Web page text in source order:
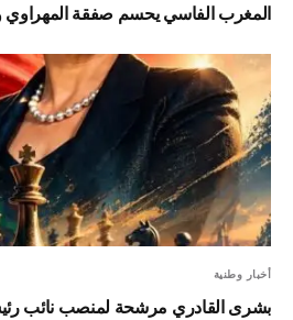
المغرب الفاسي يحسم صفقة
أخبار وطنية
بشرى القادري مرشحة لمنصب نائب